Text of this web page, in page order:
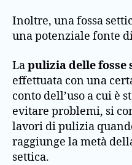
Inoltre, una fossa
una potenziale fonte
Lapulizia delle fosse
effettuata con una
conto dell’uso a cui è
evitare problemi, si
lavori di pulizia
raggiunge la metà
settica.